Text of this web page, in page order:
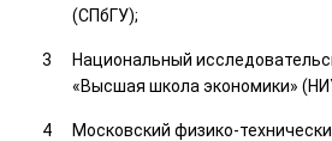
(СПбГУ);
Национальный
«Высшая школа экономики»
Московский физико-